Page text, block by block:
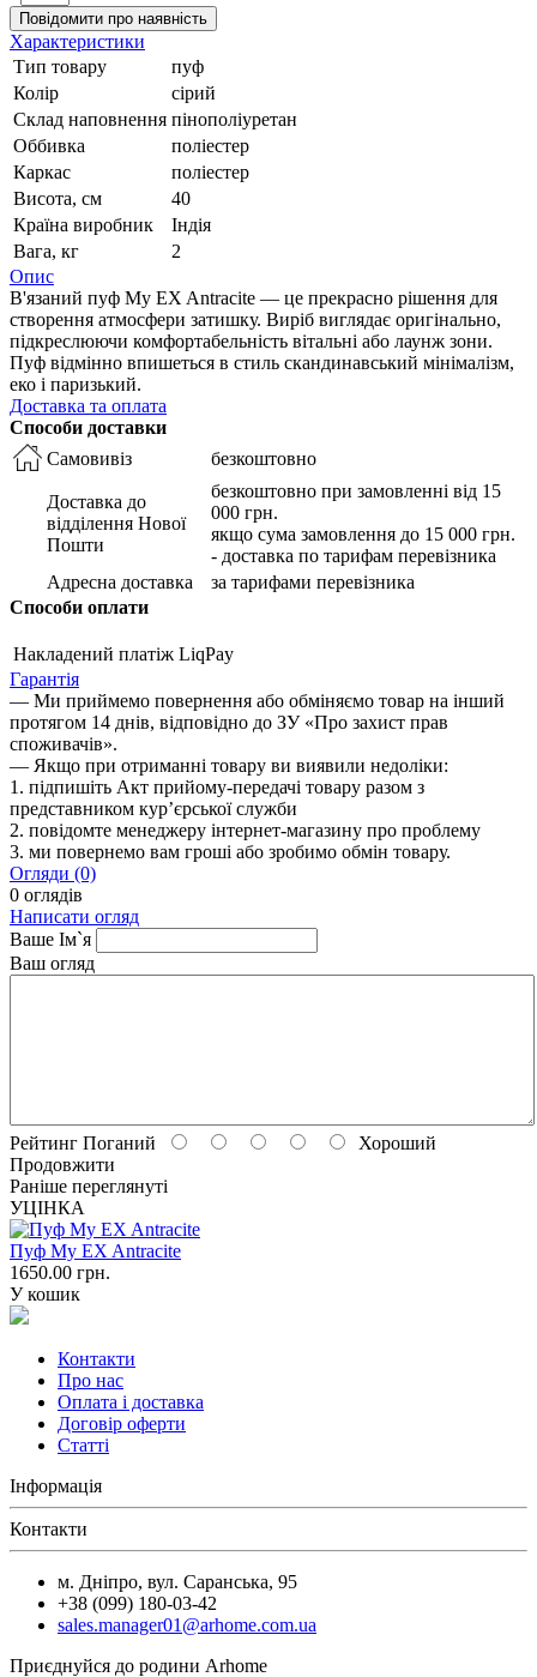
Повідомити про наявність
Характеристики
Тип товару
пуф
Колір
сірий
Склад наповнення пінополіуретан
Оббивка
поліестер
Каркас
поліестер
Висота, см
40
Країна виробник
Індія
Вага, кг
2
Опис
В'язаний пуф My EX Antracite — це прекрасно рішення для
створення атмосфери затишку. Виріб виглядає оригінально,
підкреслюючи комфортабельність вітальні або лаунж зони.
Пуф відмінно впишеться в стиль скандинавський мінімалізм,
еко і паризький.
Доставка та оплата
Способи доставки
Самовивіз
безкоштовно
Доставка до
відділення Нової
Пошти
безкоштовно при замовленні від 15
000 грн.
якщо сума замовлення до 15 000 грн.
- доставка по тарифам перевізника
Адресна доставка
за тарифами перевізника
Способи оплати
Накладений платіж LiqPay
Гарантія
— Ми приймемо повернення або обміняємо товар на інший
протягом 14 днів, відповідно до ЗУ «Про захист прав
споживачів».
— Якщо при отриманні товару ви виявили недоліки:
1. підпишіть Акт прийому-передачі товару разом з
представником кур’єрської служби
2. повідомте менеджеру інтернет-магазину про проблему
3. ми повернемо вам гроші або зробимо обмін товару.
Огляди (0)
0 оглядів
Написати огляд
Ваше Ім`я
Ваш огляд
Рейтинг Поганий
Хороший
Продовжити
Раніше переглянуті
УЦІНКА
Пуф My EX Antracite
1650.00 грн.
У кошик
Контакти
Про нас
Оплата і доставка
Договір оферти
Статті
Інформація
Контакти
м. Дніпро, вул. Саранська, 95
+38 (099) 180-03-42
sales.manager01@arhome.com.ua
Приєднуйся до родини Arhome